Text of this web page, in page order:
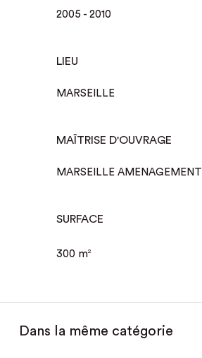
2005 - 2010
LIEU
MARSEILLE
MAÎTRISE D'OUVRAGE
MARSEILLE AMENAGEMENT
SURFACE
300 m2
Dans la même catégorie